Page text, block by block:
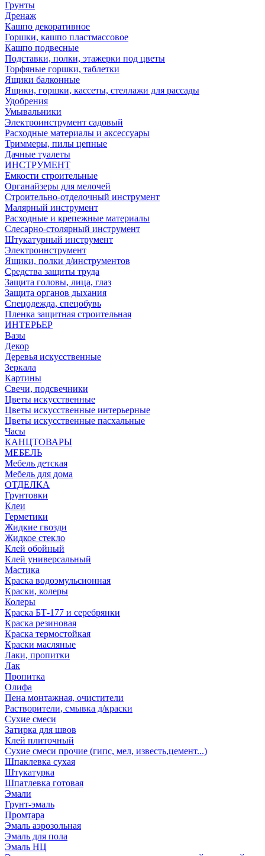
Грунты
Дренаж
Кашпо декоративное
Горшки, кашпо пластмассовое
Кашпо подвесные
Подставки, полки, этажерки под цветы
Торфяные горшки, таблетки
Ящики балконные
Ящики, горшки, кассеты, стеллажи для рассады
Удобрения
Умывальники
Электроинструмент садовый
Расходные материалы и аксессуары
Триммеры, пилы цепные
Дачные туалеты
ИНСТРУМЕНТ
Емкости строительные
Органайзеры для мелочей
Строительно-отделочный инструмент
Малярный инструмент
Расходные и крепежные материалы
Слесарно-столярный инструмент
Штукатурный инструмент
Электроинструмент
Ящики, полки д/инструментов
Средства защиты труда
Защита головы, лица, глаз
Защита органов дыхания
Спецодежда, спецобувь
Пленка защитная строительная
ИНТЕРЬЕР
Вазы
Декор
Деревья искусственные
Зеркала
Картины
Свечи, подсвечники
Цветы искусственные
Цветы искусственные интерьерные
Цветы искусственные пасхальные
Часы
КАНЦТОВАРЫ
МЕБЕЛЬ
Мебель детская
Мебель для дома
ОТДЕЛКА
Грунтовки
Клеи
Герметики
Жидкие гвозди
Жидкое стекло
Клей обойный
Клей универсальный
Мастика
Краска водоэмульсионная
Краски, колеры
Колеры
Краска БТ-177 и серебрянки
Краска резиновая
Краска термостойкая
Краски масляные
Лаки, пропитки
Лак
Пропитка
Олифа
Пена монтажная, очистители
Растворители, смывка д/краски
Сухие смеси
Затирка для швов
Клей плиточный
Сухие смеси прочие (гипс, мел, известь,цемент...)
Шпаклевка сухая
Штукатурка
Шпатлевка готовая
Эмали
Грунт-эмаль
Промтара
Эмаль аэрозольная
Эмаль для пола
Эмаль НЦ